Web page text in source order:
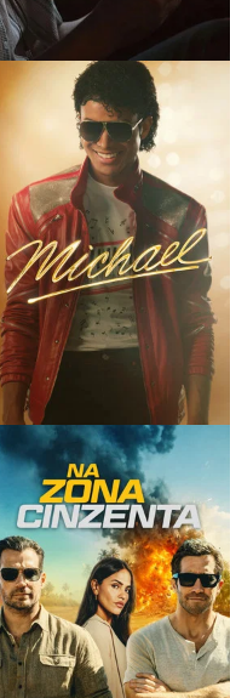
Michael Torrent (2026) WEB-
DL 1080p/4K Dual Áudio
Na Zona Cinzenta Torrent
(2026) WEB-DL 1080p/4K
Dual Áudio